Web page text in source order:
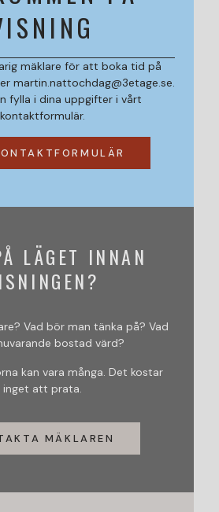
LÄGET INNAN
Vad bör man tänka på? Vad
bostad värd?
kan vara många. Det kostar
inget att prata.
MÄKLAREN
mäklare för att boka tid på
martin.nattochdag@3etage.se.
fylla i dina uppgifter i vårt
kontaktformulär.